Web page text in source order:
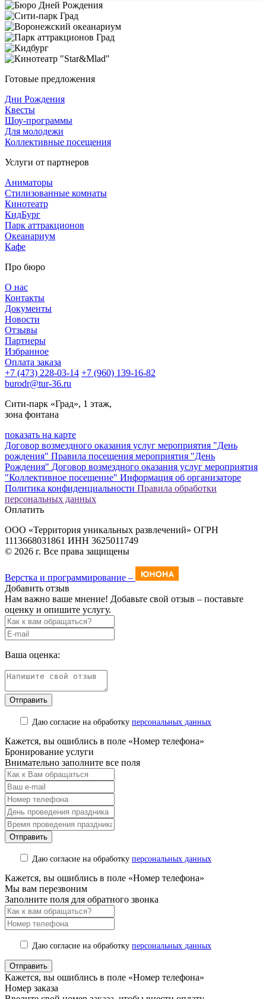
Готовые предложения
Дни Рождения
Квесты
Шоу-программы
Для молодежи
Коллективные посещения
Услуги от партнеров
Аниматоры
Стилизованные комнаты
Кинотеатр
КидБург
Парк аттракционов
Океанариум
Кафе
Про бюро
О нас
Контакты
Документы
Новости
Отзывы
Партнеры
Избранное
Оплата заказа
+7 (473) 228-03-14 +7 (960) 139-16-82
burodr@tur-36.ru
Сити-парк «Град», 1 этаж,
зона фонтана
показать на карте
Договор возмездного оказания услуг мероприятия "День
рождения" Правила посещения мероприятия "День
Рождения" Договор возмездного оказания услуг мероприятия
"Коллективное посещение" Информация об организаторе
Политика конфиденциальности Правила обработки
персональных данных
Оплатить
ООО «Территория уникальных развлечений» ОГРН
1113668031861 ИНН 3625011749
© 2026 г. Все права защищены
Верстка и программирование –
Добавить отзыв
Нам важно ваше мнение! Добавьте свой отзыв – поставьте
оценку и опишите услугу.
Ваша оценка:
Даю согласие на обработку персональных данных
Кажется, вы ошиблись в поле «Номер телефона»
Бронирование услуги
Внимательно заполните все поля
Даю согласие на обработку персональных данных
Кажется, вы ошиблись в поле «Номер телефона»
Мы вам перезвоним
Заполните поля для обратного звонка
Даю согласие на обработку персональных данных
Кажется, вы ошиблись в поле «Номер телефона»
Номер заказа